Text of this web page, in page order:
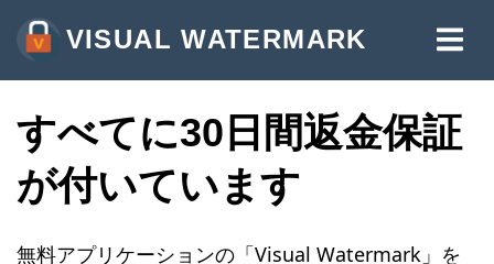
VISUAL WATERMARK
写真にウォーターマークを入れる
動画にウォーターマークを入れる
PDFにウォーターマークを入れる
すべてに30日間返金保証
が付いています
無料アプリケーションの「Visual Watermark」を